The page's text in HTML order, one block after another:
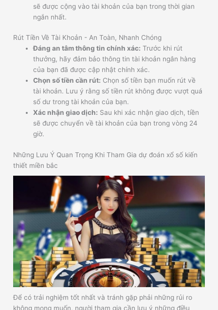
sẽ được cộng vào tài khoản của bạn trong thời gian
ngắn nhất.
Rút Tiền Về Tài Khoản - An Toàn, Nhanh Chóng
Đáng an tâm thông tin chính xác: Trước khi rút
thưởng, hãy đảm bảo thông tin tài khoản ngân hàng
của bạn đã được cập nhật chính xác.
Chọn số tiền cần rút: Chọn số tiền bạn muốn rút về
tài khoản. Lưu ý rằng số tiền rút không được vượt quá
số dư trong tài khoản của bạn.
Xác nhận giao dịch: Sau khi xác nhận giao dịch, tiền
sẽ được chuyển về tài khoản của bạn trong vòng 24
giờ.
Những Lưu Ý Quan Trọng Khi Tham Gia dự đoán xổ số kiến
thiết miền bắc
Để có trải nghiệm tốt nhất và tránh gặp phải những rủi ro
không mong muốn, người tham gia cần lưu ý những điều